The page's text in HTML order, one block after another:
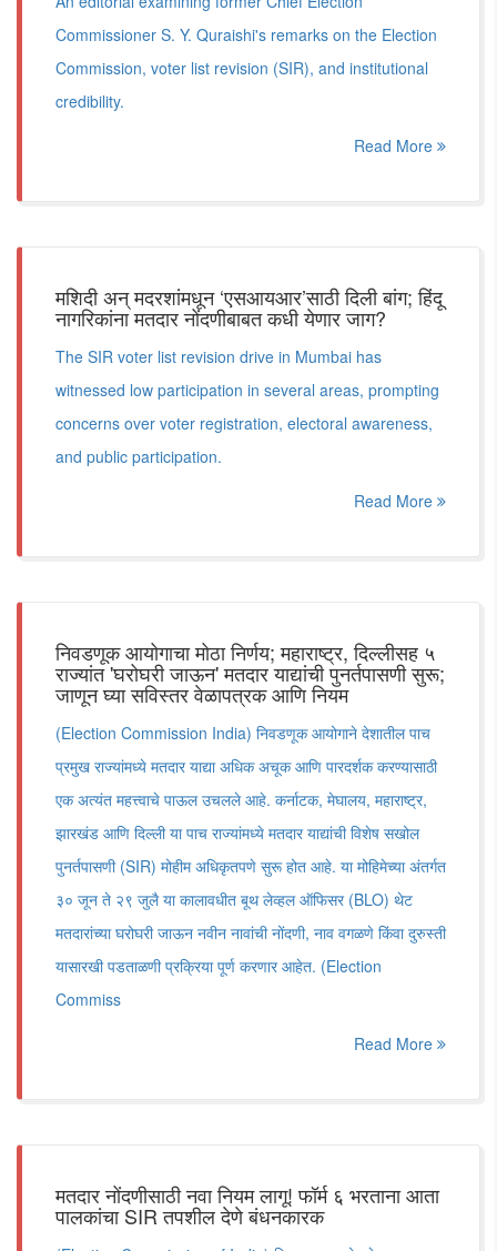
Commissioner S. Y. Quraishi's remarks on the Election
Commission, voter list revision (SIR), and institutional
credibility.
Read More
मशिदी अन् मदरशांमधून ‘एसआयआर’साठी दिली बांग; हिंदू
नागरिकांना मतदार नोंदणीबाबत कधी येणार जाग?
The SIR voter list revision drive in Mumbai has
witnessed low participation in several areas, prompting
concerns over voter registration, electoral awareness,
and public participation.
Read More
निवडणूक आयोगाचा मोठा निर्णय; महाराष्ट्र, दिल्लीसह ५
राज्यांत 'घरोघरी जाऊन' मतदार याद्यांची पुनर्तपासणी सुरू;
जाणून घ्या सविस्तर वेळापत्रक आणि नियम
(Election Commission India) निवडणूक आयोगाने देशातील पाच
प्रमुख राज्यांमध्ये मतदार याद्या अधिक अचूक आणि पारदर्शक करण्यासाठी
एक अत्यंत महत्त्वाचे पाऊल उचलले आहे. कर्नाटक, मेघालय, महाराष्ट्र,
झारखंड आणि दिल्ली या पाच राज्यांमध्ये मतदार याद्यांची विशेष सखोल
पुनर्तपासणी (SIR) मोहीम अधिकृतपणे सुरू होत आहे. या मोहिमेच्या अंतर्गत
३० जून ते २९ जुलै या कालावधीत बूथ लेव्हल ऑफिसर (BLO) थेट
मतदारांच्या घरोघरी जाऊन नवीन नावांची नोंदणी, नाव वगळणे किंवा दुरुस्ती
यासारखी पडताळणी प्रक्रिया पूर्ण करणार आहेत. (Election
Commiss
Read More
मतदार नोंदणीसाठी नवा नियम लागू! फॉर्म ६ भरताना आता
पालकांचा SIR तपशील देणे बंधनकारक